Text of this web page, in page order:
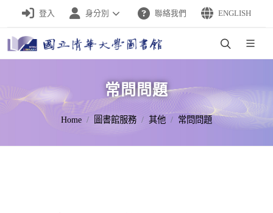
登入 身分別 聯絡我們 ENGLISH
常問問題
Home 圖書館服務 其他 常問問題